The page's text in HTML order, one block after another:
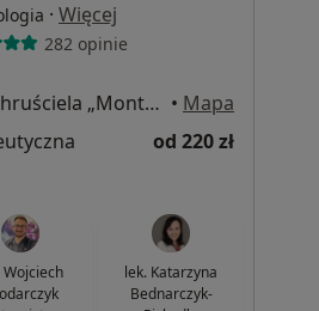
· Więcej
282 opinie
Aleja gen. Antoniego Chruściela „Montera” 40, Warszawa • Mapa
od 220 zł
Wojciech
lek. Katarzyna
Bednarczyk-